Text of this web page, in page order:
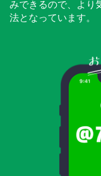
みできるので、より
法となっています。